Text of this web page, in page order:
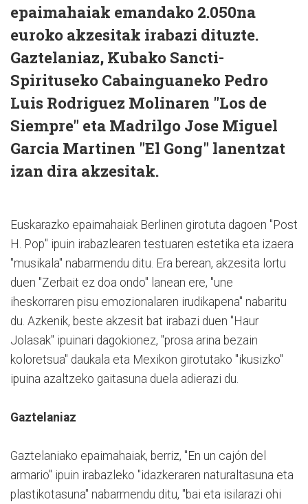
epaimahaiak emandako 2.050na
euroko akzesitak irabazi dituzte.
Gaztelaniaz, Kubako Sancti-
Spirituseko Cabainguaneko Pedro
Luis Rodriguez Molinaren "Los de
Siempre" eta Madrilgo Jose Miguel
Garcia Martinen "El Gong" lanentzat
izan dira akzesitak.
Euskarazko epaimahaiak Berlinen girotuta dagoen "Post
H. Pop" ipuin irabazlearen testuaren estetika eta izaera
"musikala" nabarmendu ditu. Era berean, akzesita lortu
duen "Zerbait ez doa ondo" lanean ere, "une
iheskorraren pisu emozionalaren irudikapena" nabaritu
du. Azkenik, beste akzesit bat irabazi duen "Haur
Jolasak" ipuinari dagokionez, "prosa arina bezain
koloretsua" daukala eta Mexikon girotutako "ikusizko"
ipuina azaltzeko gaitasuna duela adierazi du.
Gaztelaniaz
Gaztelaniako epaimahaiak, berriz, "En un cajón del
armario" ipuin irabazleko "idazkeraren naturaltasuna eta
plastikotasuna" nabarmendu ditu, "bai eta isilarazi ohi